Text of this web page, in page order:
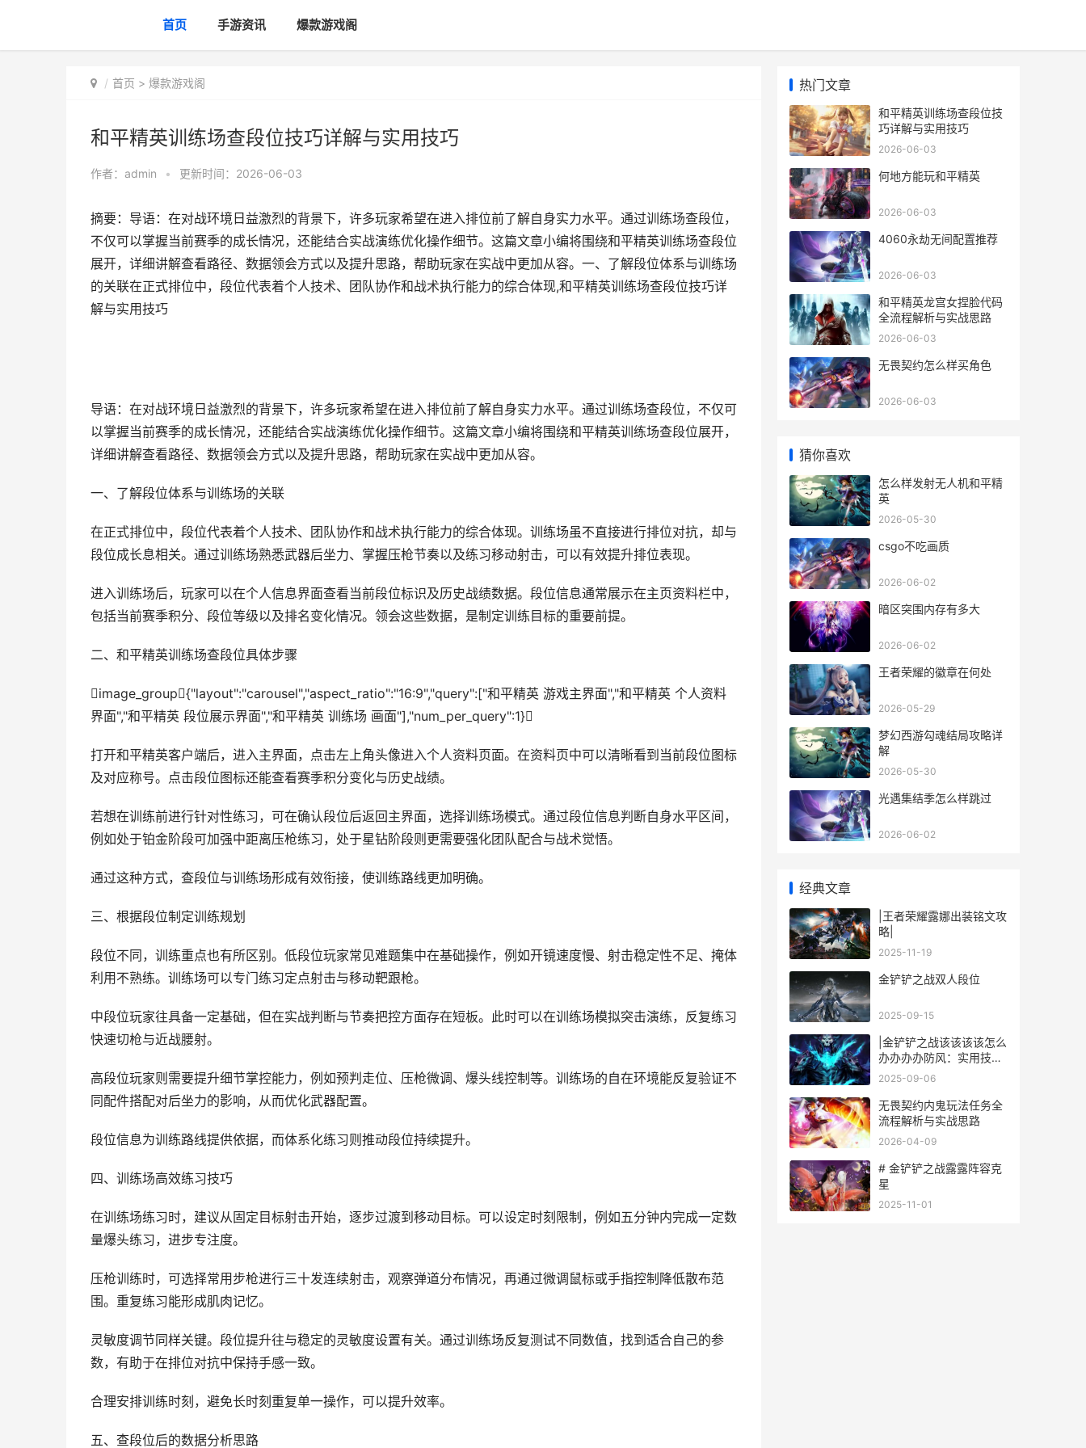
首页 手游资讯 爆款游戏阁
首页 > 爆款游戏阁
和平精英训练场查段位技巧详解与实用技巧
作者： admin • 更新时间：2026-06-03
摘要：导语：在对战环境日益激烈的背景下，许多玩家希望在进入排位前了解自身实力水平。通过训练场查段位，
不仅可以掌握当前赛季的成长情况，还能结合实战演练优化操作细节。这篇文章小编将围绕和平精英训练场查段位
展开，详细讲解查看路径、数据领会方式以及提升思路，帮助玩家在实战中更加从容。一、了解段位体系与训练场
的关联在正式排位中，段位代表着个人技术、团队协作和战术执行能力的综合体现,和平精英训练场查段位技巧详
解与实用技巧
导语：在对战环境日益激烈的背景下，许多玩家希望在进入排位前了解自身实力水平。通过训练场查段位，不仅可
以掌握当前赛季的成长情况，还能结合实战演练优化操作细节。这篇文章小编将围绕和平精英训练场查段位展开，
详细讲解查看路径、数据领会方式以及提升思路，帮助玩家在实战中更加从容。
一、了解段位体系与训练场的关联
在正式排位中，段位代表着个人技术、团队协作和战术执行能力的综合体现。训练场虽不直接进行排位对抗，却与
段位成长息相关。通过训练场熟悉武器后坐力、掌握压枪节奏以及练习移动射击，可以有效提升排位表现。
进入训练场后，玩家可以在个人信息界面查看当前段位标识及历史战绩数据。段位信息通常展示在主页资料栏中，
包括当前赛季积分、段位等级以及排名变化情况。领会这些数据，是制定训练目标的重要前提。
二、和平精英训练场查段位具体步骤
image_group{"layout":"carousel","aspect_ratio":"16:9","query":["和平精英 游戏主界面","和平精英 个人资料
界面","和平精英 段位展示界面","和平精英 训练场 画面"],"num_per_query":1}
打开和平精英客户端后，进入主界面，点击左上角头像进入个人资料页面。在资料页中可以清晰看到当前段位图标
及对应称号。点击段位图标还能查看赛季积分变化与历史战绩。
若想在训练前进行针对性练习，可在确认段位后返回主界面，选择训练场模式。通过段位信息判断自身水平区间，
例如处于铂金阶段可加强中距离压枪练习，处于星钻阶段则更需要强化团队配合与战术觉悟。
通过这种方式，查段位与训练场形成有效衔接，使训练路线更加明确。
三、根据段位制定训练规划
段位不同，训练重点也有所区别。低段位玩家常见难题集中在基础操作，例如开镜速度慢、射击稳定性不足、掩体
利用不熟练。训练场可以专门练习定点射击与移动靶跟枪。
中段位玩家往具备一定基础，但在实战判断与节奏把控方面存在短板。此时可以在训练场模拟突击演练，反复练习
快速切枪与近战腰射。
高段位玩家则需要提升细节掌控能力，例如预判走位、压枪微调、爆头线控制等。训练场的自在环境能反复验证不
同配件搭配对后坐力的影响，从而优化武器配置。
段位信息为训练路线提供依据，而体系化练习则推动段位持续提升。
四、训练场高效练习技巧
在训练场练习时，建议从固定目标射击开始，逐步过渡到移动目标。可以设定时刻限制，例如五分钟内完成一定数
量爆头练习，进步专注度。
压枪训练时，可选择常用步枪进行三十发连续射击，观察弹道分布情况，再通过微调鼠标或手指控制降低散布范
围。重复练习能形成肌肉记忆。
灵敏度调节同样关键。段位提升往与稳定的灵敏度设置有关。通过训练场反复测试不同数值，找到适合自己的参
数，有助于在排位对抗中保持手感一致。
合理安排训练时刻，避免长时刻重复单一操作，可以提升效率。
五、查段位后的数据分析思路
热门文章
和平精英训练场查段位技
巧详解与实用技巧
2026-06-03
何地方能玩和平精英
2026-06-03
4060永劫无间配置推荐
2026-06-03
和平精英龙宫女捏脸代码
全流程解析与实战思路
2026-06-03
无畏契约怎么样买角色
2026-06-03
猜你喜欢
怎么样发射无人机和平精
英
2026-05-30
csgo不吃画质
2026-06-02
暗区突围内存有多大
2026-06-02
王者荣耀的徽章在何处
2026-05-29
梦幻西游勾魂结局攻略详
解
2026-05-30
光遇集结季怎么样跳过
2026-06-02
经典文章
|王者荣耀露娜出装铭文攻
略|
2025-11-19
金铲铲之战双人段位
2025-09-15
|金铲铲之战该该该该怎么
办办办办防风：实用技巧
与策略指南|
2025-09-06
无畏契约内鬼玩法任务全
流程解析与实战思路
2026-04-09
# 金铲铲之战露露阵容克
星
2025-11-01